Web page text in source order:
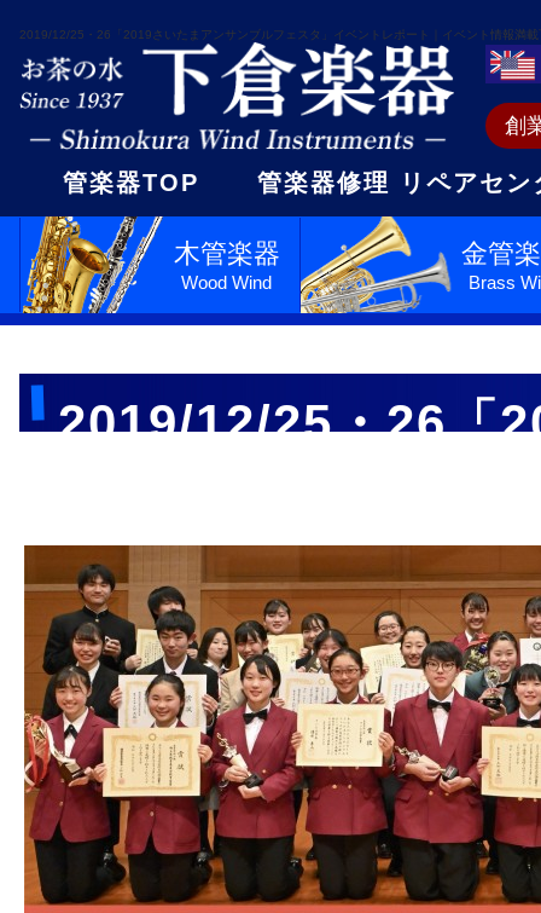
2019/12/25・26「2019さいたまアンサンブルフェスタ」イベントレポート｜イベント情報満載
創
管楽器TOP 管楽器修理 リペアセン
木管楽器
Wood Wind
金管
Brass
2019/12/25・26「